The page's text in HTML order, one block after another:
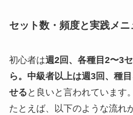
セット数・頻度と実践メニ
初心者は週2回、各種目2〜3
ら。中級者以上は週3回、種
せる と良いと言われています。
たとえば、以下のような流れ